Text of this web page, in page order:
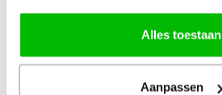
Alles toestaan
Aanpassen